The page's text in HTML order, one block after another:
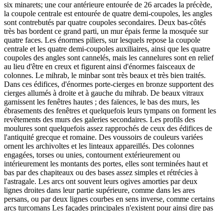
six minarets; une cour antérieure entourée de 26 arcades la précède,
la coupole centrale est entourée de quatre demi-coupoles, les angles
sont contrebutés par quatre coupoles secondaires. Deux bas-côtés
très bas bordent ce grand parti, un mur épais ferme la mosquée sur
quatre faces. Les énormes piliers, sur lesquels repose la coupole
centrale et les quatre demi-coupoles auxiliaires, ainsi que les quatre
coupoles des angles sont cannelés, mais les cannelures sont en relief
au lieu d'être en creux et figurent ainsi d'énormes faisceaux de
colonnes. Le mihrab, le minbar sont très beaux et très bien traités.
Dans ces édifices, d'énormes porte-cierges en bronze supportent des
cierges allumés à droite et à gauche du mihrab. De beaux vitraux
garnissent les fenêtres hautes ; des faïences, le bas des murs, les
ébrasements des fenêtres et quelquefois leurs tympans on forment les
revêtements des murs des galeries secondaires. Les profils des
moulures sont quelquefois assez rapprochés de ceux des édifices de
l'antiquité grecque et romaine. Des voussoirs de couleurs variées
ornent les archivoltes et les linteaux appareillés. Des colonnes
engagées, torses ou unies, contournent extérieurement ou
intérieurement les montants des portes, elles sont terminées haut et
bas par des chapiteaux ou des bases assez simples et rétrécies à
l'astragale. Les arcs ont souvent leurs ogives amorties par deux
lignes droites dans leur partie supérieure, comme dans les ares
persans, ou par deux lignes courbes en sens inverse, comme certains
arcs turcomans Les façades principales n'existent pour ainsi dire pas